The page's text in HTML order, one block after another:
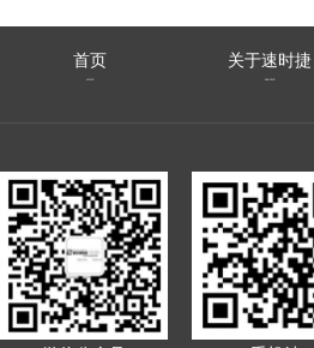
首页 关于速时捷